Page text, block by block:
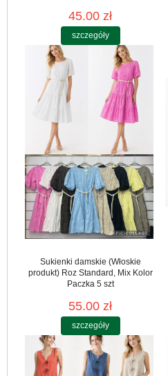
45.00 zł
szczegóły
Sukienki damskie (Włoskie
produkt) Roz Standard, Mix Kolor
Paczka 5 szt
55.00 zł
szczegóły